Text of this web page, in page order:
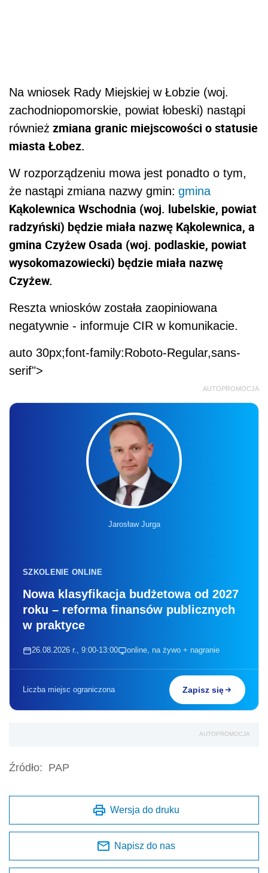
Na wniosek Rady Miejskiej w Łobzie (woj.
zachodniopomorskie, powiat łobeski) nastąpi
również zmiana granic miejscowości o statusie
miasta Łobez.
W rozporządzeniu mowa jest ponadto o tym,
że nastąpi zmiana nazwy gmin: gmina
Kąkolewnica Wschodnia (woj. lubelskie, powiat
radzyński) będzie miała nazwę Kąkolewnica, a
gmina Czyżew Osada (woj. podlaskie, powiat
wysokomazowiecki) będzie miała nazwę
Czyżew.
Reszta wniosków została zaopiniowana
negatywnie - informuje CIR w komunikacie.
auto 30px;font-family:Roboto-Regular,sans-
serif">
AUTOPROMOCJA
Jarosław Jurga
SZKOLENIE ONLINE
Nowa klasyfikacja budżetowa od 2027
roku – reforma finansów publicznych
w praktyce
26.08.2026 r., 9:00-13:00 online, na żywo + nagranie
Liczba miejsc ograniczona Zapisz się
AUTOPROMOCJA
Źródło: PAP
Wersja do druku
Napisz do nas